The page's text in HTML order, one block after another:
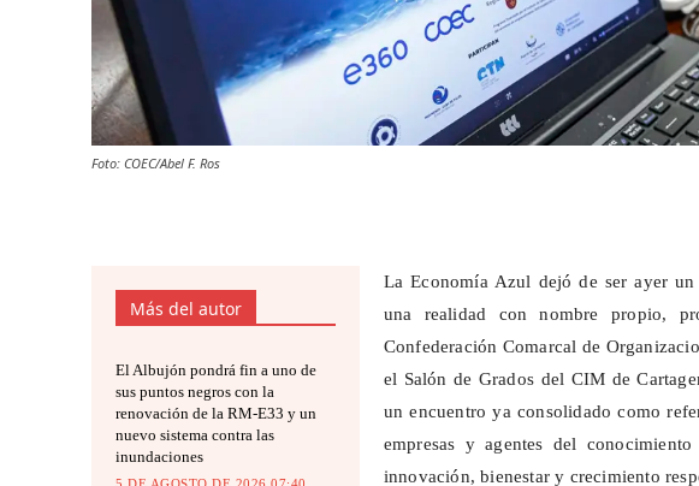
Foto: COEC/Abel F. Ros
Más del autor
El Albujón pondrá fin a uno de
sus puntos negros con la
renovación de la RM-E33 y un
nuevo sistema contra las
inundaciones
La Economía Azul dejó de ser ayer
una realidad con nombre propio,
Confederación Comarcal de
el Salón de Grados del CIM de
un encuentro ya consolidado como
empresas y agentes del
innovación, bienestar y crecimiento